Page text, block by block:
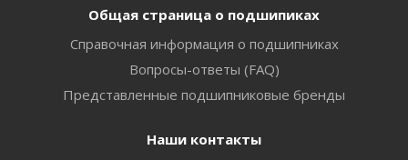
Общая страница о подшипиках
Справочная информация о подшипниках
Вопросы-ответы (FAQ)
Представленные подшипниковые бренды
Наши контакты